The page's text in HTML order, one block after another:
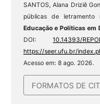
SANTOS, Alana Driziê
públicas de
Educação e Políticas em
DOI:10.14393/
https://seer.ufu.br/
Acesso em: 8 ago. 2026.
FORMATOS DE